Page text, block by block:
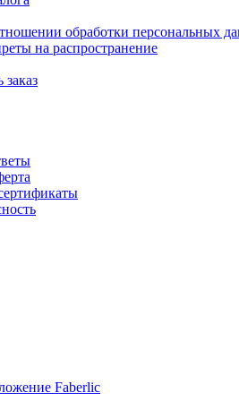
обработки персональных
на распространение
Faberlic